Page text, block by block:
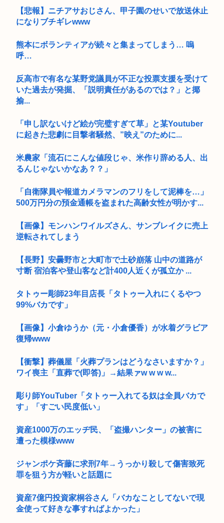
【悲報】ニチアサおじさん、甲子園のせいで放送休止
になりブチギレwww
熊本にボランティアが続々と集まってしまう… 嗚
呼…
反高市で有名な某野党議員が不正な投票支援を受けて
いた過去が発掘、「説明責任があるのでは？」と揶
揄...
「申し訳ないけど絵が完璧すぎて草」と某Youtuber
に起きた悲劇に目撃者騒然、”映え”のために...
米農家「流石にこんな値段じゃ、米作り辞める人、出
るんじゃないかなあ？？」
「自衛隊員や報道カメラマンのフリをして泥棒を…」
500万円分の預金通帳を盗まれた高齢女性が明かす...
【画像】モンハンワイルズさん、サンブレイクに売上
逆転されてしまう
【長野】安曇野市と大町市で土砂崩落 山中の道路が
寸断 宿泊客や登山客など計400人近くが孤立か ...
タトゥー彫師23年目店長「タトゥー入れにくるやつ
99%バカです」
【画像】小倉ゆうか（元・小倉優香）が水着グラビア
復帰www
【衝撃】葬儀屋「火葬プランはどうなさいますか？」
ワイ喪主「直葬で(即答)」→結果ァw w w w...
彫り師YouTuber「タトゥー入れてる奴は全員バカで
す」「すごい民度低い」
資産1000万のエッヂ民、「盗撮ハンター」の被害に
遭った模様www
ジャンポケ斉藤に求刑7年→うっかり殺して傷害致死
罪を狙う方が軽いと話題に
資産7億円投資家桐谷さん「バカなことしてないで現
金使って好きな事すればよかった」